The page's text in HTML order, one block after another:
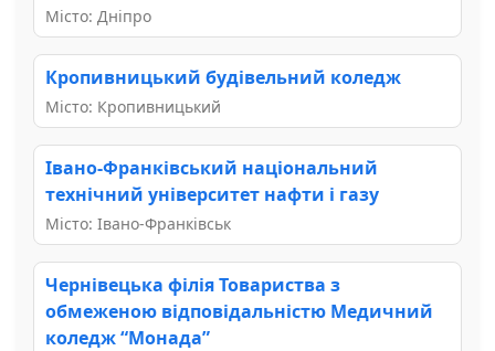
Місто: Дніпро
Кропивницький будівельний коледж
Місто: Кропивницький
Івано-Франківський національний
технічний університет нафти і газу
Місто: Івано-Франківськ
Чернівецька філія Товариства з
обмеженою відповідальністю Медичний
коледж “Монада”